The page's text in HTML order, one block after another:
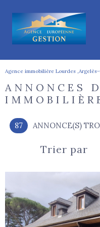
Agence immobilière Lourdes
ANNONCES
87 ANNONCE(S)
Trier par